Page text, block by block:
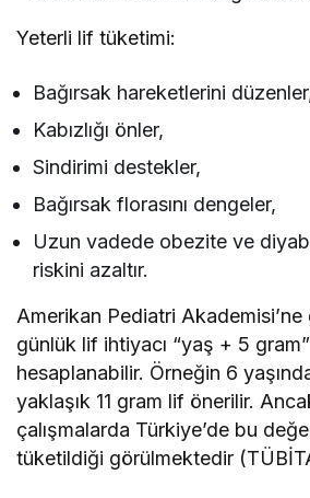
Yeterli lif tüketimi:
Bağırsak hareketlerini
Kabızlığı önler,
Sindirimi destekler,
Bağırsak florasını dengeler,
Uzun vadede obezite ve
riskini azaltır.
Amerikan Pediatri Akademisi’ne
günlük lif ihtiyacı “yaş + 5
hesaplanabilir. Örneğin 6
yaklaşık 11 gram lif önerilir.
çalışmalarda Türkiye’de bu
tüketildiği görülmektedir